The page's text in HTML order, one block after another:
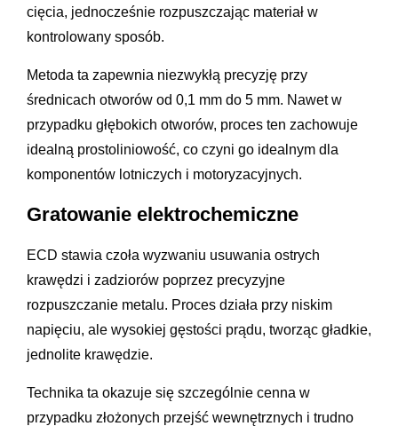
cięcia, jednocześnie rozpuszczając materiał w
kontrolowany sposób.
Metoda ta zapewnia niezwykłą precyzję przy
średnicach otworów od 0,1 mm do 5 mm. Nawet w
przypadku głębokich otworów, proces ten zachowuje
idealną prostoliniowość, co czyni go idealnym dla
komponentów lotniczych i motoryzacyjnych.
Gratowanie elektrochemiczne
ECD stawia czoła wyzwaniu usuwania ostrych
krawędzi i zadziorów poprzez precyzyjne
rozpuszczanie metalu. Proces działa przy niskim
napięciu, ale wysokiej gęstości prądu, tworząc gładkie,
jednolite krawędzie.
Technika ta okazuje się szczególnie cenna w
przypadku złożonych przejść wewnętrznych i trudno